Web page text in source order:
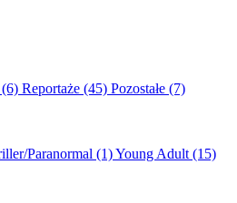
(6) Reportaże (45) Pozostałe (7)
Paranormal (1)Young Adult (15)